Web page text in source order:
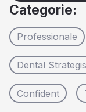
Categorie:
Professionale
Dental
Confident